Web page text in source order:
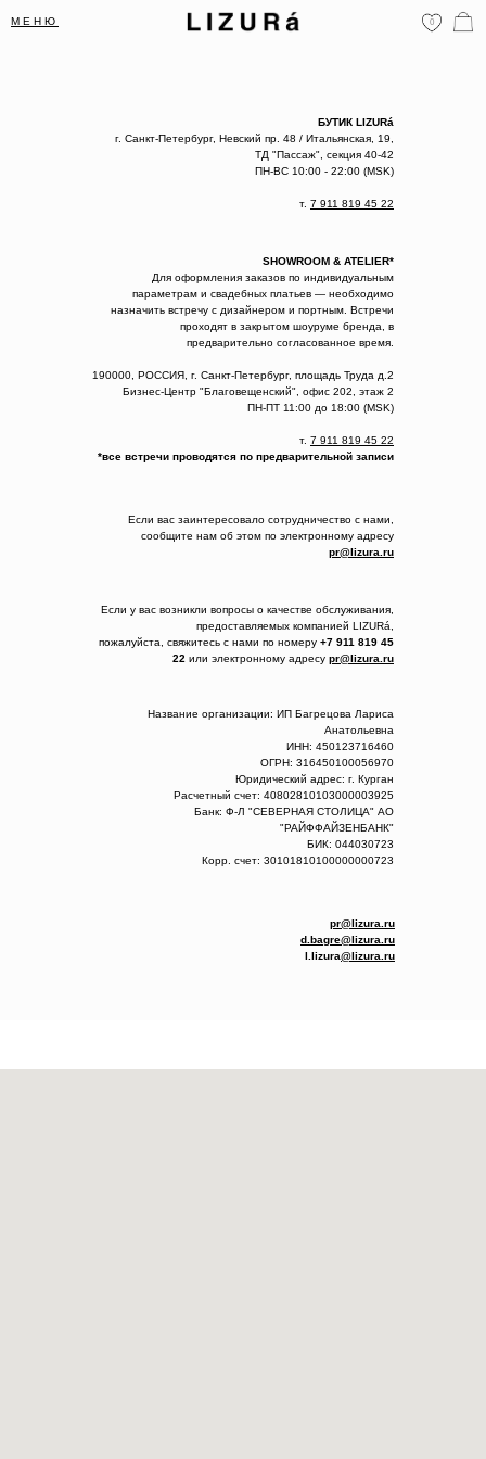
0
МЕНЮ
БУТИК LIZURá
г. Санкт-Петербург, Невский пр. 48 / Итальянская, 19,
ТД "Пассаж", секция 40-42
ПН-ВС 10:00 - 22:00 (MSK)
т. 7 911 819 45 22
SHOWROOM & ATELIER*
Для оформления заказов по индивидуальным
параметрам и свадебных платьев — необходимо
назначить встречу с дизайнером и портным. Встречи
проходят в закрытом шоуруме бренда, в
предварительно согласованное время.
190000, РОССИЯ, г. Санкт-Петербург, площадь Труда д.2
Бизнес-Центр "Благовещенский", офис 202, этаж 2
ПН-ПТ 11:00 до 18:00 (MSK)
т. 7 911 819 45 22
*все встречи проводятся по предварительной записи
pr@lizura.ru
d.bagre@lizura.ru
l.lizura@lizura.ru
Если вас заинтересовало сотрудничество с нами,
сообщите нам об этом по электронному адресу
pr@lizura.ru
Если у вас возникли вопросы о качестве обслуживания,
предоставляемых компанией LIZURá,
пожалуйста, свяжитесь с нами по номеру +7 911 819 45
22 или электронному адресу pr@lizura.ru
Название организации: ИП Багрецова Лариса
Анатольевна
ИНН: 450123716460
ОГРН: 316450100056970
Юридический адрес: г. Курган
Расчетный счет: 40802810103000003925
Банк: Ф-Л "СЕВЕРНАЯ СТОЛИЦА" АО
"РАЙФФАЙЗЕНБАНК"
БИК: 044030723
Корр. счет: 30101810100000000723